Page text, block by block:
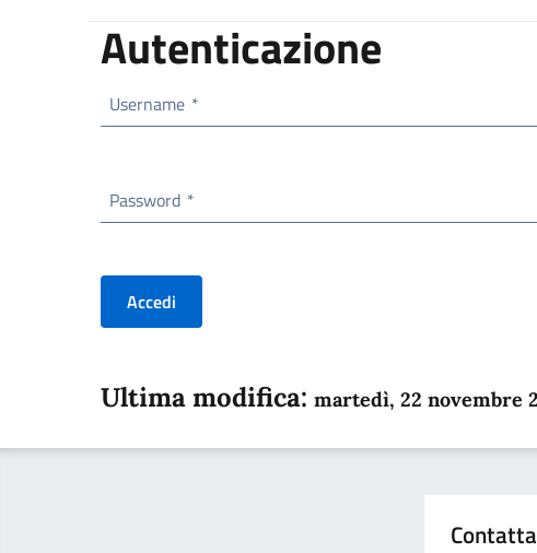
Autenticazione
Username *
Password *
Accedi
Ultima modifica: martedì, 22 novembre